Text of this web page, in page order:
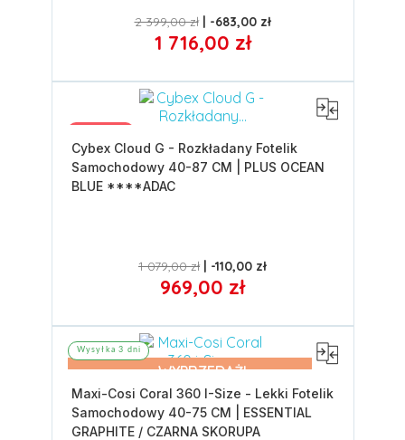
2 399,00 zł -683,00 zł
1 716,00 zł
Cybex Cloud G - Rozkładany Fotelik
Samochodowy 40-87 CM | PLUS OCEAN
BLUE ****ADAC
1 079,00 zł -110,00 zł
969,00 zł
Wysyłka 3 dni
Maxi-Cosi Coral 360 I-Size - Lekki Fotelik
Samochodowy 40-75 CM | ESSENTIAL
GRAPHITE / CZARNA SKORUPA
WYPRZEDAŻ!